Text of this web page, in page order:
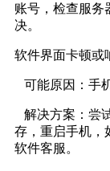
账号，检查服务
决。
软件界面卡顿或
可能原因：手
解决方案：尝
存，重启手机，
软件客服。